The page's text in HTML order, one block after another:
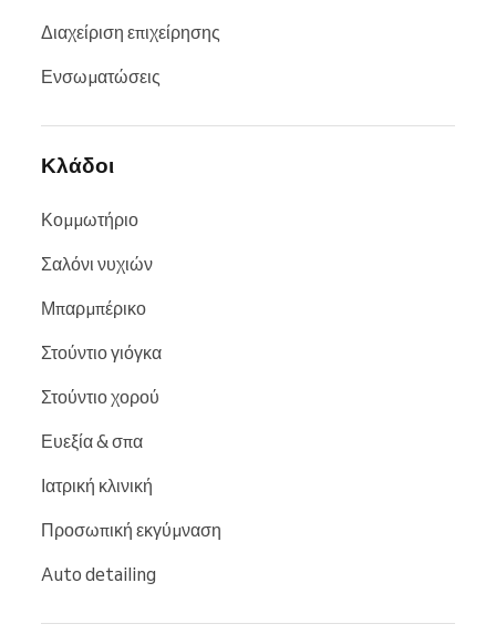
Διαχείριση επιχείρησης
Ενσωματώσεις
Κλάδοι
Κομμωτήριο
Σαλόνι νυχιών
Μπαρμπέρικο
Στούντιο γιόγκα
Στούντιο χορού
Ευεξία & σπα
Ιατρική κλινική
Προσωπική εκγύμναση
Auto detailing